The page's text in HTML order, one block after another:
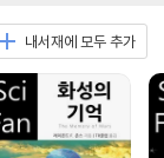
내서재에 모두 추가